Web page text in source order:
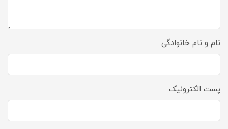
نام و نام خانوادگی
پست الکترونیک